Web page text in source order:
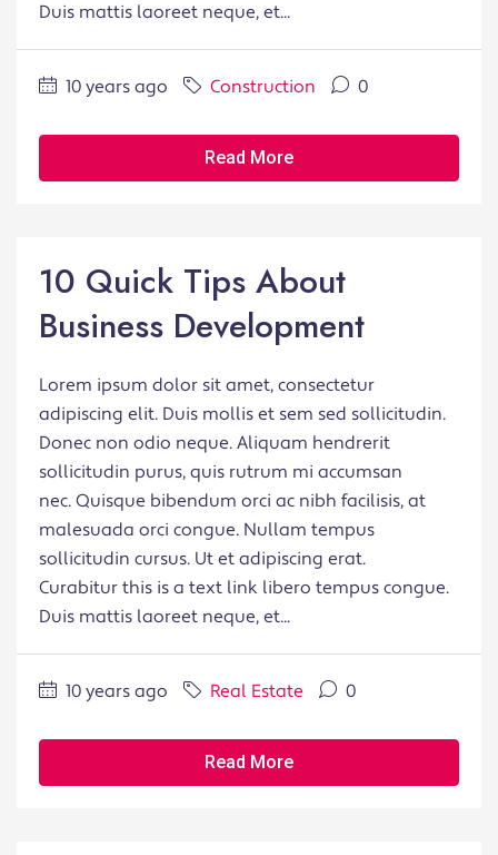
Duis mattis laoreet neque, et...
10 years ago Construction 0
Read More
10 Quick Tips About
Business Development
Lorem ipsum dolor sit amet, consectetur
adipiscing elit. Duis mollis et sem sed sollicitudin.
Donec non odio neque. Aliquam hendrerit
sollicitudin purus, quis rutrum mi accumsan
nec. Quisque bibendum orci ac nibh facilisis, at
malesuada orci congue. Nullam tempus
sollicitudin cursus. Ut et adipiscing erat.
Curabitur this is a text link libero tempus congue.
Duis mattis laoreet neque, et...
10 years ago Real Estate 0
Read More